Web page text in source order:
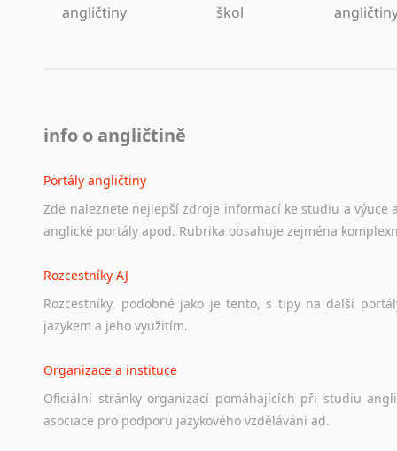
angličtiny
škol
info o angličtině
Portály angličtiny
Zde naleznete nejlepší zdroje informací ke studiu a výuce
anglické portály apod. Rubrika obsahuje zejména
Rozcestníky AJ
Rozcestníky, podobné jako je tento, s tipy na další
jazykem a jeho využitím.
Organizace a instituce
Oficiální stránky organizací pomáhajících při studiu
asociace pro podporu jazykového vzdělávání ad.